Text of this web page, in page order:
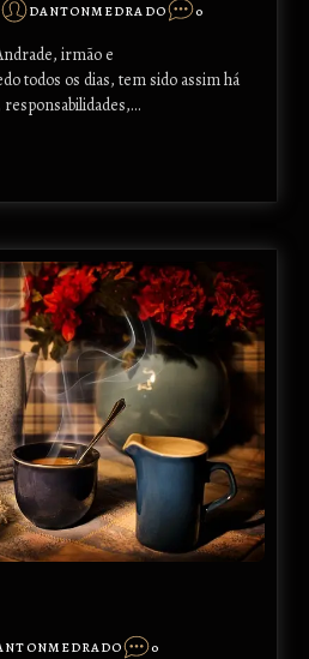
DANTONMEDRADO 0
irmão e
todos os dias, tem sido assim há
0